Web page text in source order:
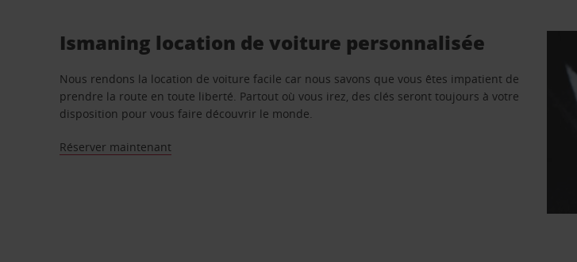
Ismaning location de voiture personnalisée
Nous rendons la location de voiture facile car nous savons que vous êtes impatient de
prendre la route en toute liberté. Partout où vous irez, des clés seront toujours à votre
disposition pour vous faire découvrir le monde.
Réserver maintenant